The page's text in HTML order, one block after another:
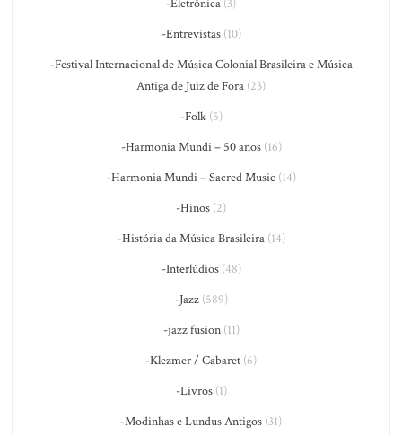
-Eletrônica (3)
-Entrevistas(10)
-Festival Internacional de Música Colonial Brasileira e Música
Antiga de Juiz de Fora (23)
-Folk(5)
-Harmonia Mundi – 50 anos(16)
-Harmonia Mundi – Sacred Music (14)
-Hinos (2)
-História da Música Brasileira(14)
-Interlúdios(48)
-Jazz(589)
-jazz fusion(11)
-Klezmer / Cabaret (6)
-Livros(1)
-Modinhas e Lundus Antigos (31)